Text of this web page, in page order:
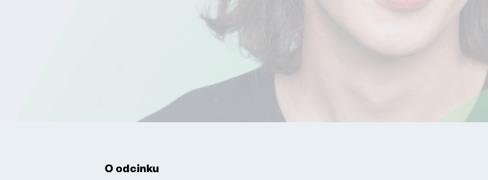
O odcinku